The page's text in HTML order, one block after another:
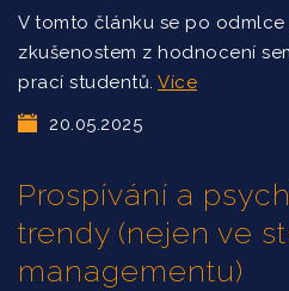
V tomto článku se po odmlce
zkušenostem z hodnocení
prací studentů. Více
20.05.2025
Prospívání a
trendy (nejen ve
managementu)